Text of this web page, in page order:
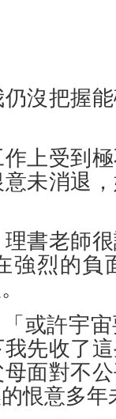
沒把握
上受到
未消退
書老師
強烈的負
或許宇
先收了
面對不
恨意多年